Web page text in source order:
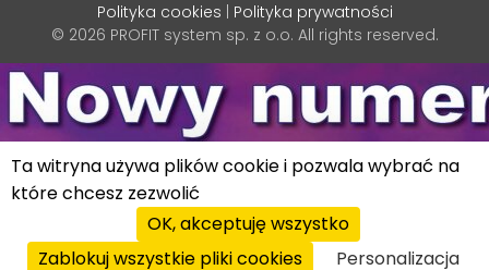
Polityka cookies
Polityka prywatności
© 2026 PROFIT system sp. z o.o. All rights reserved.
Ta witryna używa plików cookie i pozwala wybrać na
które chcesz zezwolić
OK, akceptuję wszystko
Zablokuj wszystkie pliki cookies
Personalizacja